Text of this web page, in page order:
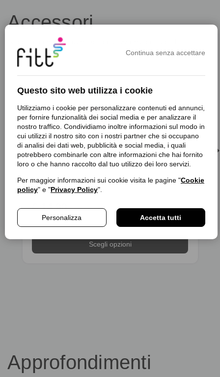
Continua senza accettare
Questo sito web utilizza i cookie
Utilizziamo i cookie per personalizzare contenuti ed annunci,
per fornire funzionalità dei social media e per analizzare il
nostro traffico. Condividiamo inoltre informazioni sul modo in
cui utilizzi il nostro sito con i nostri partner che si occupano
di analisi dei dati web, pubblicità e social media, i quali
potrebbero combinarle con altre informazioni che hai fornito
loro o che hanno raccolto dal tuo utilizzo dei loro servizi.
Per maggior informazioni sui cookie visita le pagine "Cookie
policy" e "Privacy Policy".
Personalizza Accetta tutti
Accessori
Scopri la gamma di accessori da utilizzare con i tubi FITT
favorite_border
Borsa portaoggetti
€ 14,90
Scegli opzioni
Approfondimenti